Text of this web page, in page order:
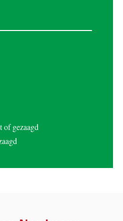
of gezaagd